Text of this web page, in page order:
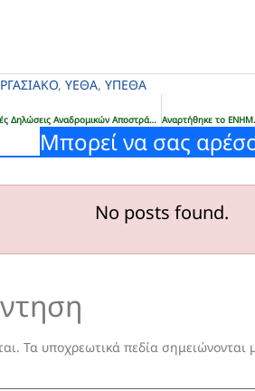
,ΥΕΘΑ,ΥΠΕΘΑ
Σημαντική Ενημέρωση για τις Τροποποιητικές Δηλώσεις Αναδρομικών Αποστράτων
Μπορεί να σας
No posts found.
Τα υποχρεωτικά πεδία σημειώνονται